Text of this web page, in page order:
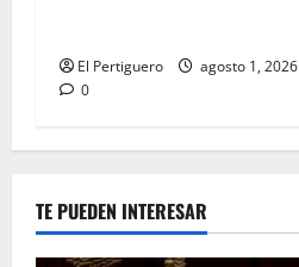
El Pertiguero
agosto 1, 2026
0
TE PUEDEN INTERESAR